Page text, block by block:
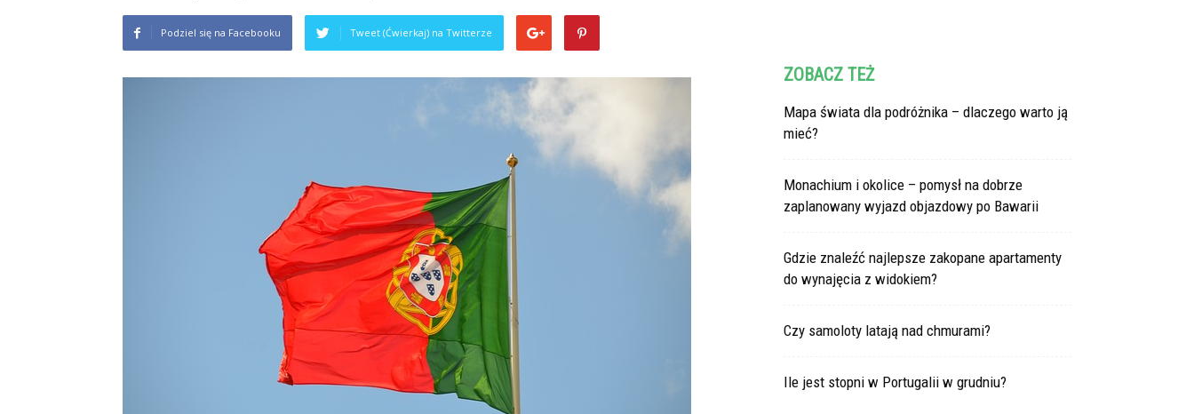
Podziel się na Facebooku Tweet (Ćwierkaj) na Twitterze
ZOBACZ TEŻ
Mapa świata dla podróżnika – dlaczego warto ją
mieć?
Monachium i okolice – pomysł na dobrze
zaplanowany wyjazd objazdowy po Bawarii
Gdzie znaleźć najlepsze zakopane apartamenty
do wynajęcia z widokiem?
Czy samoloty latają nad chmurami?
Ile jest stopni w Portugalii w grudniu?